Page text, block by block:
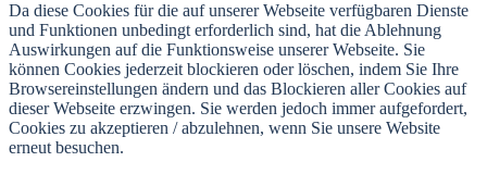
Da diese Cookies für die auf unserer Webseite verfügbaren Dienste
und Funktionen unbedingt erforderlich sind, hat die Ablehnung
Auswirkungen auf die Funktionsweise unserer Webseite. Sie
können Cookies jederzeit blockieren oder löschen, indem Sie Ihre
Browsereinstellungen ändern und das Blockieren aller Cookies auf
dieser Webseite erzwingen. Sie werden jedoch immer aufgefordert,
Cookies zu akzeptieren / abzulehnen, wenn Sie unsere Website
erneut besuchen.